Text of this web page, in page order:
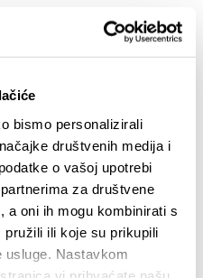
bismo personalizirali
društvenih medija i
o vašoj upotrebi
za društvene
a oni ih mogu kombinirati s
ili koje su prikupili
usluge. Nastavkom